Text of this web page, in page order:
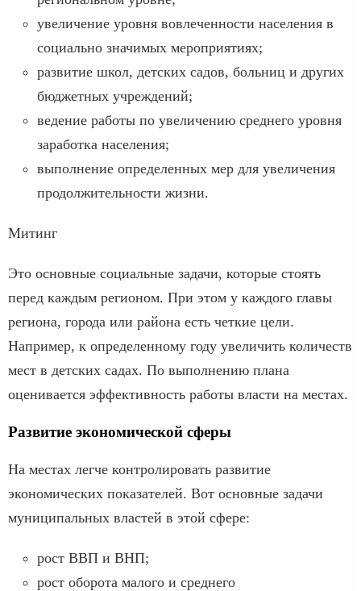
увеличение уровня вовлеченности населения в
социально значимых мероприятиях;
развитие школ, детских садов, больниц и других
бюджетных учреждений;
ведение работы по увеличению среднего уровня
заработка населения;
выполнение определенных мер для увеличения
продолжительности жизни.
Митинг
Это основные социальные задачи, которые стоять
перед каждым регионом. При этом у каждого главы
региона, города или района есть четкие цели.
Например, к определенному году увеличить количеств
мест в детских садах. По выполнению плана
оценивается эффективность работы власти на местах.
Развитие экономической сферы
На местах легче контролировать развитие
экономических показателей. Вот основные задачи
муниципальных властей в этой сфере:
рост ВВП и ВНП;
рост оборота малого и среднего